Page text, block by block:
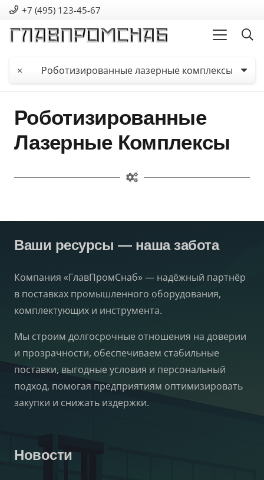
+7 (495) 123-45-67
× Роботизированные лазерные комплексы
Роботизированные
Лазерные Комплексы
Ваши ресурсы — наша забота
Компания «ГлавПромСнаб» — надёжный партнёр
в поставках промышленного оборудования,
комплектующих и инструмента.
Мы строим долгосрочные отношения на доверии
и прозрачности, обеспечиваем стабильные
поставки, выгодные условия и персональный
подход, помогая предприятиям оптимизировать
закупки и снижать издержки.
Новости